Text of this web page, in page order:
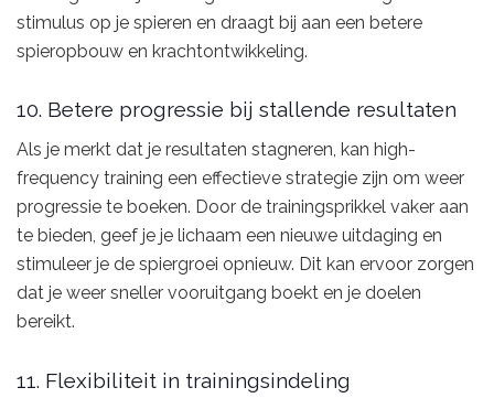
stimulus op je spieren en draagt bij aan een betere
spieropbouw en krachtontwikkeling.
10. Betere progressie bij stallende resultaten
Als je merkt dat je resultaten stagneren, kan high-
frequency training een effectieve strategie zijn om weer
progressie te boeken. Door de trainingsprikkel vaker aan
te bieden, geef je je lichaam een nieuwe uitdaging en
stimuleer je de spiergroei opnieuw. Dit kan ervoor zorgen
dat je weer sneller vooruitgang boekt en je doelen
bereikt.
11. Flexibiliteit in trainingsindeling